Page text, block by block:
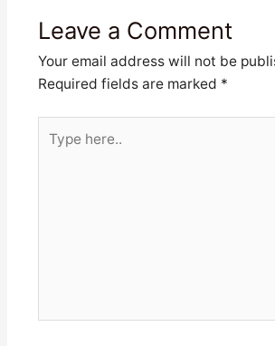
Leave a Comment
Your email address will not be
Required fields are marked *
here..